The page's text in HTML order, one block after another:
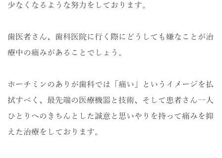
少なくなるような努力をしております。
歯医者さん、歯科医院に行く際にどうしても嫌なことが治
療中の痛みがあることでしょう。
ホーチミンのありが歯科では「痛い」というイメージを払
拭すべく、最先端の医療機器と技術、そして患者さん一人
ひとりへのきちんとした誠意と思いやりを持って痛みを抑
えた治療をしております。